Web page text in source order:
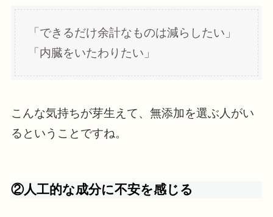
「できるだけ余計なものは減らしたい」
「内臓をいたわりたい」
こんな気持ちが芽生えて、無添加を選ぶ人がい
るということですね。
②人工的な成分に不安を感じる